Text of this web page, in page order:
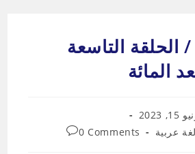
الحلقة التاسعة
المائة
2023
لغة عربية
Post
0 Comments